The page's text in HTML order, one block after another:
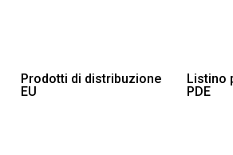
Prodotti di distribuzione
EU
Listino
PDE